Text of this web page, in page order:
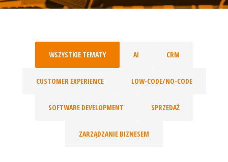
WSZYSTKIE TEMATY AI CRM
CUSTOMER EXPERIENCE LOW-CODE/NO-CODE
SOFTWARE DEVELOPMENT SPRZEDAŻ
ZARZĄDZANIE BIZNESEM